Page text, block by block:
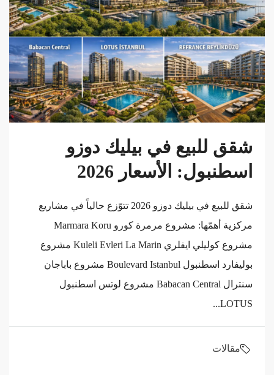
شقق للبيع في بيليك دوزو
اسطنبول: الأسعار 2026
شقق للبيع في بيليك دوزو 2026 تتوّزع حالياً في مشاريع
مركزية أهمّها: مشروع مرمرة كورو Marmara Koru
مشروع كوليلي ايفلري Kuleli Evleri La Marin مشروع
بوليفارد اسطنبول Boulevard Istanbul مشروع باباجان
سنترال Babacan Central مشروع لوتس اسطنبول
LOTUS...
مقالات